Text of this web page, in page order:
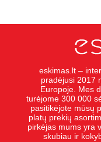
eskimas.lt –
pradėjusi 2017
Europoje. Mes
turėjome 300 000
pasitikėjote mūsų
platų prekių
pirkėjas mums yra
skubiau ir